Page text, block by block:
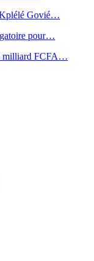
Kplélé Govié…
pour…
milliard FCFA…